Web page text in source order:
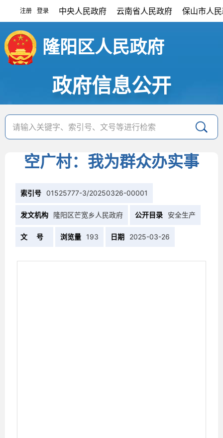
注册 登录 中央人民政府 云南省人民政府 保山市人
隆阳区人民政府
政府信息公开
空广村：我为群众办实事
索引号 01525777-3/20250326-00001
发文机构 隆阳区芒宽乡人民政府 公开目录 安全生产
文 号 浏览量 193 日期 2025-03-26